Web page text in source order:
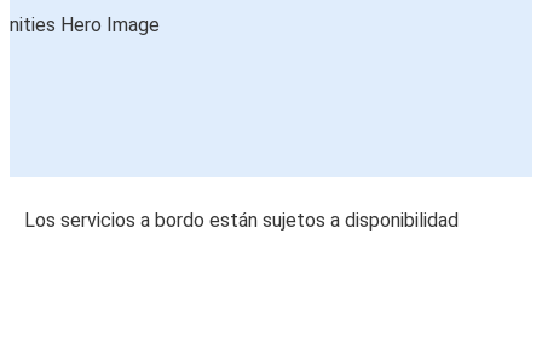
Los servicios a bordo están sujetos a disponibilidad